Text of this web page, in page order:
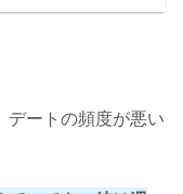
デートの頻度が悪い